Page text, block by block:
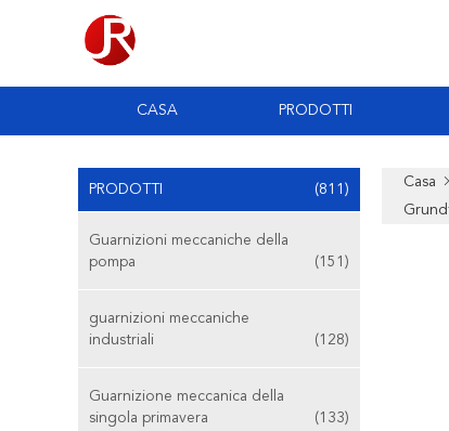
CASA PRODOTTI
PRODOTTI (811)
Guarnizioni meccaniche della
pompa
(151)
guarnizioni meccaniche
industriali
(128)
Guarnizione meccanica della
singola primavera
(133)
Casa